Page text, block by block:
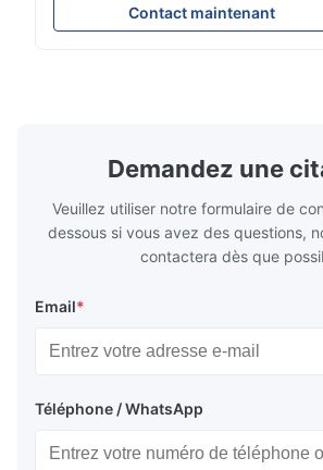
quelle position d'installation: verticale,
horizontale ou dans les tuyaux
Contact maintenant
Demandez une
Veuillez utiliser notre formulaire de
dessous si vous avez des questions,
contactera dès que
Email*
Téléphone / WhatsApp